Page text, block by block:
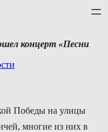
концерт «Песни
Победы на улицы
многие из них в